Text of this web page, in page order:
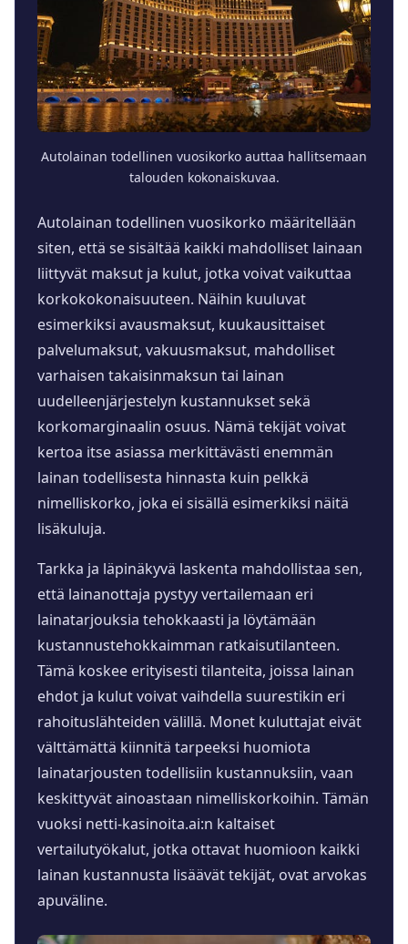
Autolainan todellinen vuosikorko auttaa hallitsemaan
talouden kokonaiskuvaa.
Autolainan todellinen vuosikorko määritellään
siten, että se sisältää kaikki mahdolliset lainaan
liittyvät maksut ja kulut, jotka voivat vaikuttaa
korkokokonaisuuteen. Näihin kuuluvat
esimerkiksi avausmaksut, kuukausittaiset
palvelumaksut, vakuusmaksut, mahdolliset
varhaisen takaisinmaksun tai lainan
uudelleenjärjestelyn kustannukset sekä
korkomarginaalin osuus. Nämä tekijät voivat
kertoa itse asiassa merkittävästi enemmän
lainan todellisesta hinnasta kuin pelkkä
nimelliskorko, joka ei sisällä esimerkiksi näitä
lisäkuluja.
Tarkka ja läpinäkyvä laskenta mahdollistaa sen,
että lainanottaja pystyy vertailemaan eri
lainatarjouksia tehokkaasti ja löytämään
kustannustehokkaimman ratkaisutilanteen.
Tämä koskee erityisesti tilanteita, joissa lainan
ehdot ja kulut voivat vaihdella suurestikin eri
rahoituslähteiden välillä. Monet kuluttajat eivät
välttämättä kiinnitä tarpeeksi huomiota
lainatarjousten todellisiin kustannuksiin, vaan
keskittyvät ainoastaan nimelliskorkoihin. Tämän
vuoksi netti-kasinoita.ai:n kaltaiset
vertailutyökalut, jotka ottavat huomioon kaikki
lainan kustannusta lisäävät tekijät, ovat arvokas
apuväline.